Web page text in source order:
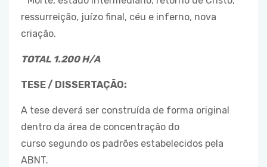
ressurreição, juízo final, céu e inferno, nova
criação.
TOTAL 1.200 H/A
TESE / DISSERTAÇÃO:
A tese deverá ser construída de forma original
dentro da área de concentração do
curso segundo os padrões estabelecidos pela
ABNT.